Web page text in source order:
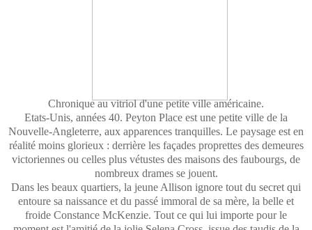
Chronique au vitriol d'une petite ville américaine.
Etats-Unis, années 40. Peyton Place est une petite ville de la
Nouvelle-Angleterre, aux apparences tranquilles. Le paysage est en
réalité moins glorieux : derrière les façades proprettes des demeures
victoriennes ou celles plus vétustes des maisons des faubourgs, de
nombreux drames se jouent.
Dans les beaux quartiers, la jeune Allison ignore tout du secret qui
entoure sa naissance et du passé immoral de sa mère, la belle et
froide Constance McKenzie. Tout ce qui lui importe pour le